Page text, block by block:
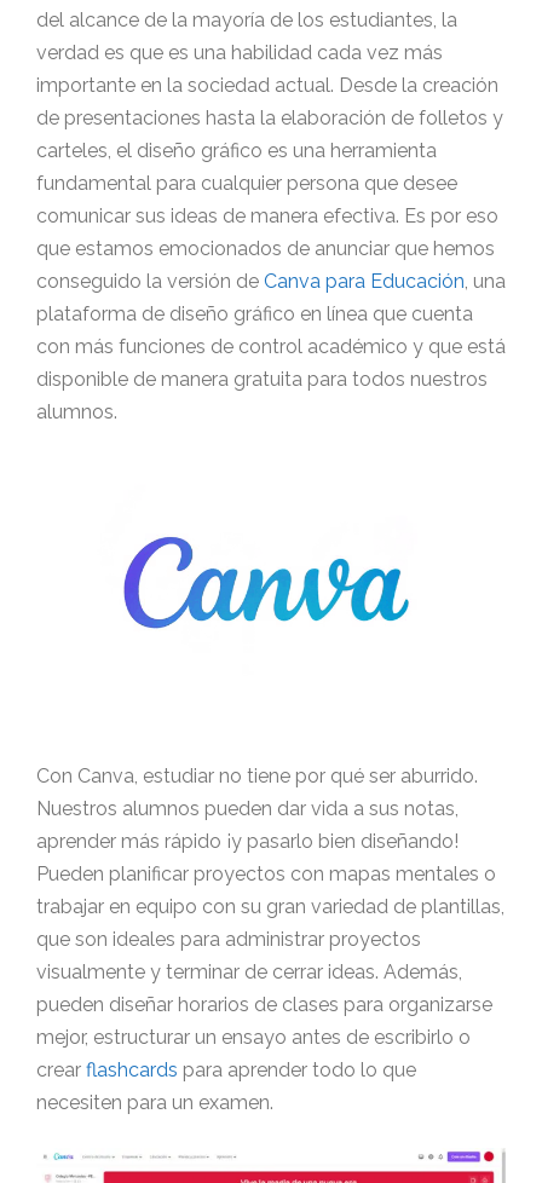
del alcance de la mayoría de los estudiantes, la
verdad es que es una habilidad cada vez más
importante en la sociedad actual. Desde la creación
de presentaciones hasta la elaboración de folletos y
carteles, el diseño gráfico es una herramienta
fundamental para cualquier persona que desee
comunicar sus ideas de manera efectiva. Es por eso
que estamos emocionados de anunciar que hemos
conseguido la versión de Canva para Educación, una
plataforma de diseño gráfico en línea que cuenta
con más funciones de control académico y que está
disponible de manera gratuita para todos nuestros
alumnos.
Con Canva, estudiar no tiene por qué ser aburrido.
Nuestros alumnos pueden dar vida a sus notas,
aprender más rápido ¡y pasarlo bien diseñando!
Pueden planificar proyectos con mapas mentales o
trabajar en equipo con su gran variedad de plantillas,
que son ideales para administrar proyectos
visualmente y terminar de cerrar ideas. Además,
pueden diseñar horarios de clases para organizarse
mejor, estructurar un ensayo antes de escribirlo o
crear flashcards para aprender todo lo que
necesiten para un examen.